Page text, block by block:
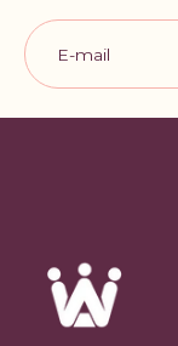
E-mail